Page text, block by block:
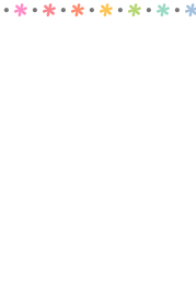
. p . p . p . p . p . p .